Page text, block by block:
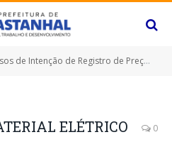
de Intenção de Registro de Preço (IRP)
ELÉTRICO 0